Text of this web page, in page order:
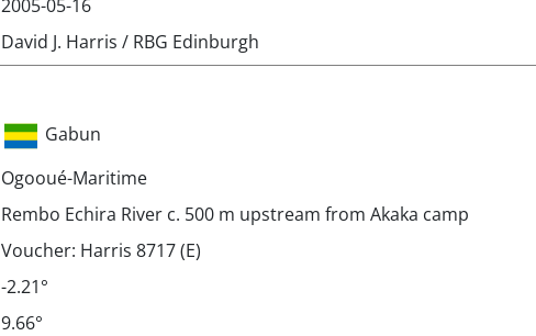
2005-05-16
David J. Harris / RBG Edinburgh
Gabun
Ogooué-Maritime
Rembo Echira River c. 500 m upstream from Akaka camp
Voucher: Harris 8717 (E)
-2.21°
9.66°